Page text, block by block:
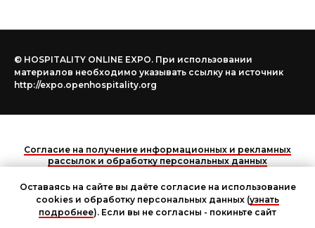
© HOSPITALITY ONLINE EXPO. При использовании
материалов необходимо указывать ссылку на источник
http://expo.openhospitality.org
Согласие на получение информационных и рекламных
рассылок и обработку персональных данных
НАВЕРХ
Оставаясь на сайте вы даёте согласие на использование
cookies и обработку персональных данных (узнать
подробнее). Если вы не согласны - покиньте сайт